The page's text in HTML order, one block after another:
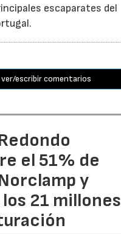
escaparates del
ver/escribir comentarios
el 51% de
y
21 millones